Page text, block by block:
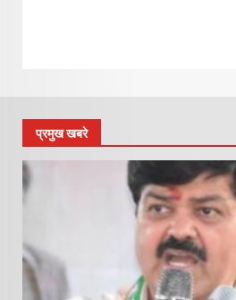
प्रमुख खबरे